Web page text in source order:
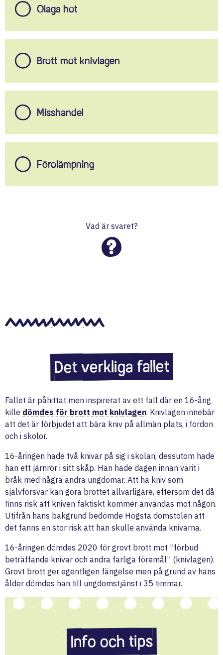
Olaga hot
Brott mot knivlagen
Misshandel
Förolämpning
Vad är svaret?
Det verkliga fallet
Fallet är påhittat men inspirerat av ett fall där en 16-årig
kille dömdes för brott mot knivlagen. Knivlagen innebär
att det är förbjudet att bära kniv på allmän plats, i fordon
och i skolor.
16-åringen hade två knivar på sig i skolan, dessutom hade
han ett järnrör i sitt skåp. Han hade dagen innan varit i
bråk med några andra ungdomar. Att ha kniv som
självförsvar kan göra brottet allvarligare, eftersom det då
finns risk att kniven faktiskt kommer användas mot någon.
Utifrån hans bakgrund bedömde Högsta domstolen att
det fanns en stor risk att han skulle använda knivarna.
16-åringen dömdes 2020 för grovt brott mot ”förbud
beträffande knivar och andra farliga föremål” (knivlagen).
Grovt brott ger egentligen fängelse men på grund av hans
ålder dömdes han till ungdomstjänst i 35 timmar.
Info och tips